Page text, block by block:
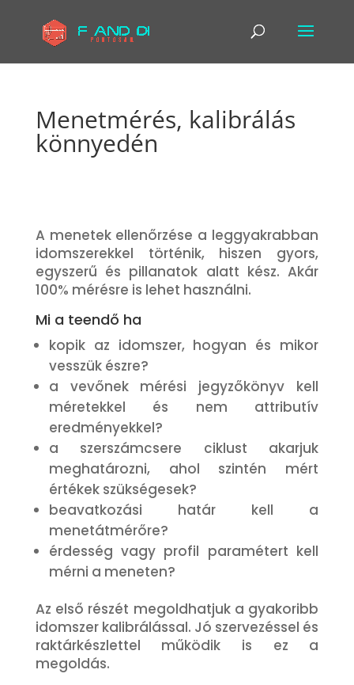
Menetmérés, kalibrálás
könnyedén
A menetek ellenőrzése a leggyakrabban
idomszerekkel történik, hiszen gyors,
egyszerű és pillanatok alatt kész. Akár
100% mérésre is lehet használni.
Mi a teendő ha
kopik az idomszer, hogyan és mikor
vesszük észre?
a vevőnek mérési jegyzőkönyv kell
méretekkel és nem attributív
eredményekkel?
a szerszámcsere ciklust akarjuk
meghatározni, ahol szintén mért
értékek szükségesek?
beavatkozási határ kell a
menetátmérőre?
érdesség vagy profil paramétert kell
mérni a meneten?
Az első részét megoldhatjuk a gyakoribb
idomszer kalibrálással. Jó szervezéssel és
raktárkészlettel működik is ez a
megoldás.